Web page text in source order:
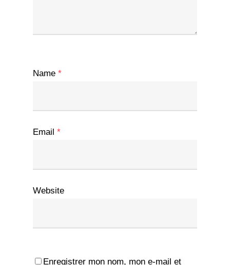
Name *
Email *
Website
Enregistrer mon nom, mon e-mail et